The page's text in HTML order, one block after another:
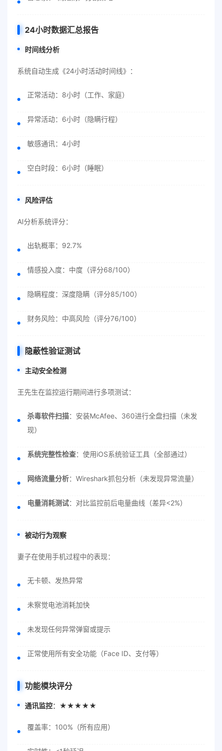
24小时数据汇总报告
时间线分析
系统自动生成《24小时活动时间线》：
正常活动：8小时（工作、家庭）
异常活动：6小时（隐瞒行程）
敏感通讯：4小时
空白时段：6小时（睡眠）
风险评估
AI分析系统评分：
出轨概率：92.7%
情感投入度：中度（评分68/100）
隐瞒程度：深度隐瞒（评分85/100）
财务风险：中高风险（评分76/100）
隐蔽性验证测试
主动安全检测
王先生在监控运行期间进行多项测试：
杀毒软件扫描：安装McAfee、360进行全盘扫描（未发
现）
系统完整性检查：使用iOS系统验证工具（全部通过）
网络流量分析：Wireshark抓包分析（未发现异常流量）
电量消耗测试：对比监控前后电量曲线（差异<2%）
被动行为观察
妻子在使用手机过程中的表现：
无卡顿、发热异常
未察觉电池消耗加快
未发现任何异常弹窗或提示
正常使用所有安全功能（Face ID、支付等）
功能模块评分
通讯监控：★★★★★
覆盖率：100%（所有应用）